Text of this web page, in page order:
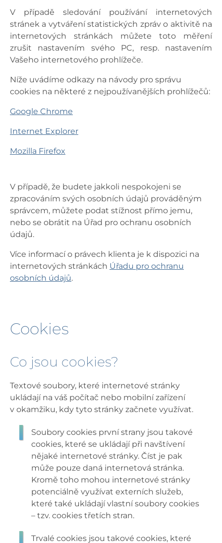
V případě sledování používání internetových
stránek a vytváření statistických zpráv o aktivitě na
internetových stránkách můžete toto měření
zrušit nastavením svého PC, resp. nastavením
Vašeho internetového prohlížeče.
Níže uvádíme odkazy na návody pro správu
cookies na některé z nejpoužívanějších prohlížečů:
Google Chrome
Internet Explorer
Mozilla Firefox
V případě, že budete jakkoli nespokojeni se
zpracováním svých osobních údajů prováděným
správcem, můžete podat stížnost přímo jemu,
nebo se obrátit na Úřad pro ochranu osobních
údajů.
Více informací o právech klienta je k dispozici na
internetových stránkách Úřadu pro ochranu
osobních údajů.
Cookies
Co jsou cookies?
Textové soubory, které internetové stránky
ukládají na váš počítač nebo mobilní zařízení
v okamžiku, kdy tyto stránky začnete využívat.
Soubory cookies první strany jsou takové
cookies, které se ukládají při navštívení
nějaké internetové stránky. Číst je pak
může pouze daná internetová stránka.
Kromě toho mohou internetové stránky
potenciálně využívat externích služeb,
které také ukládají vlastní soubory cookies
– tzv. cookies třetích stran.
Trvalé cookies jsou takové cookies, které